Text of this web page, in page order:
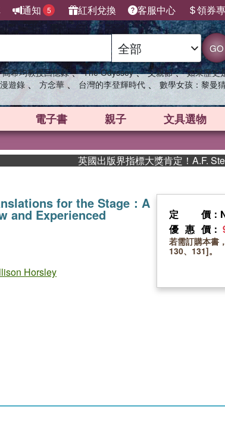
通知 5 紅利兌換 客服中心 領券
GO
高希均教授回憶錄 、 The Odyssey 、 父親節 、 如果歷史
遊錄 、 方念華 、 台灣的李登輝時代 、 數學女孩：黎曼
電子書 親子 文具選物
英國出版界指標大獎肯定！A.F.
for the Stage：A
and Experienced
Horsley
定價
優惠價 ：
若需訂購本書
130、131]。